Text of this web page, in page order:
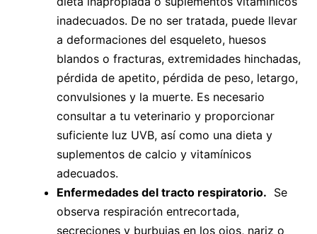
inadecuados. De no ser tratada, puede llevar
a deformaciones del esqueleto, huesos
blandos o fracturas, extremidades hinchadas,
pérdida de apetito, pérdida de peso, letargo,
convulsiones y la muerte. Es necesario
consultar a tu veterinario y proporcionar
suficiente luz UVB, así como una dieta y
suplementos de calcio y vitamínicos
adecuados.
Enfermedades del tracto respiratorio. Se
observa respiración entrecortada,
secreciones y burbujas en los ojos, nariz o